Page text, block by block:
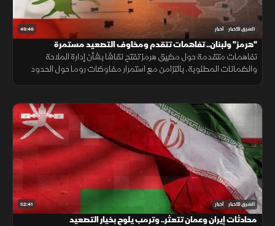
49:46 الشرق للأخبار أخبار
"هرمز" ولبنان.. تفاهمات تتقدم ومخاوف التصعيد مستمرة
تفاهمات متقدمة حول مضيق هرمز تفتح نقاشا بشأن إدارة الملاحة
والضمانات المطلوبة، بالتزامن مع استمرار مفاوضات روما حول الحدود
52:41 الشرق للأخبار أخبار
محادثات إيران وعمان تتعثر.. وترمب يلوح بخيار التصعيد